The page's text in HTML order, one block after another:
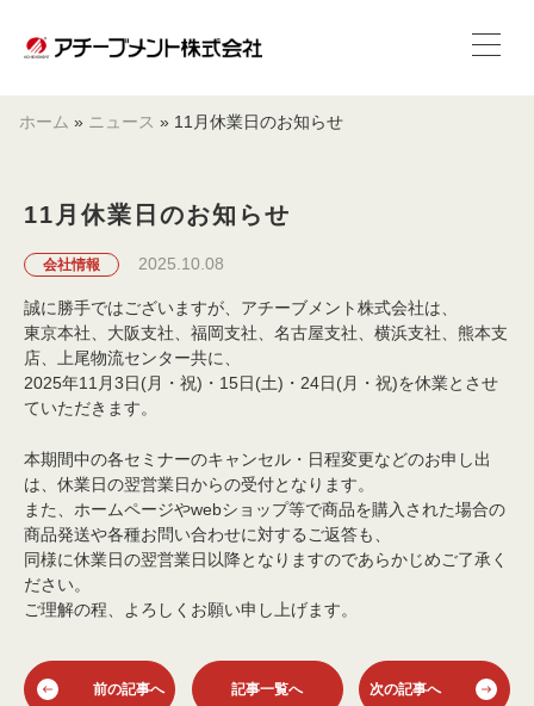
ホーム » ニュース » 11月休業日のお知らせ
11月休業日のお知らせ
会社情報 2025.10.08
誠に勝手ではございますが、アチーブメント株式会社は、
東京本社、大阪支社、福岡支社、名古屋支社、横浜支社、熊本支
店、上尾物流センター共に、
2025年11月3日(月・祝)・15日(土)・24日(月・祝)を休業とさせ
ていただきます。
本期間中の各セミナーのキャンセル・日程変更などのお申し出
は、休業日の翌営業日からの受付となります。
また、ホームページやwebショップ等で商品を購入された場合の
商品発送や各種お問い合わせに対するご返答も、
同様に休業日の翌営業日以降となりますのであらかじめご了承く
ださい。
ご理解の程、よろしくお願い申し上げます。
前の記事へ 記事一覧へ 次の記事へ